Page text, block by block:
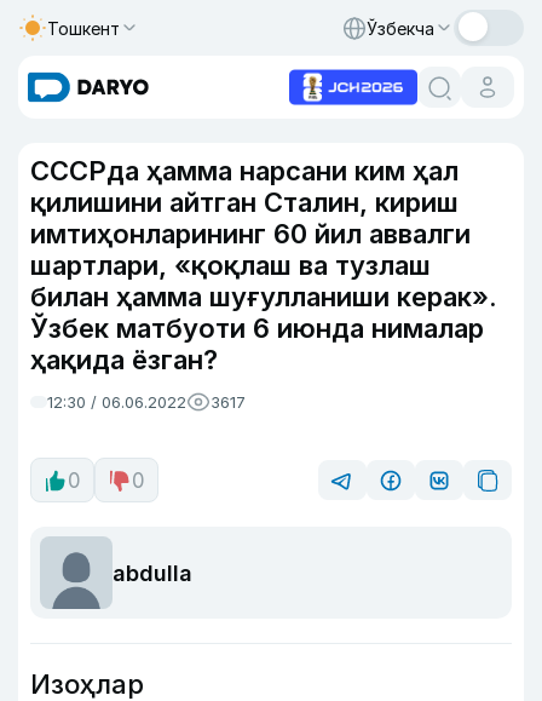
Тошкент Ўзбекча
СССРда ҳамма нарсани ким ҳал
қилишини айтган Сталин, кириш
имтиҳонларининг 60 йил аввалги
шартлари, «қоқлаш ва тузлаш
билан ҳамма шуғулланиши керак».
Ўзбек матбуоти 6 июнда нималар
ҳақида ёзган?
12:30 / 06.06.2022 3617
0 0
abdulla
Изоҳлар